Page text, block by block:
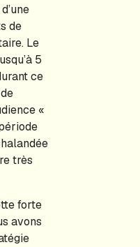
de
Le
5
ce
«
très
forte
avons